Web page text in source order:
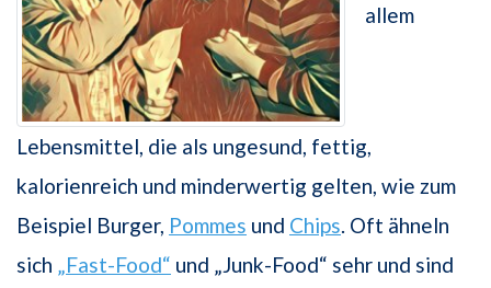
allem
Lebensmittel, die als ungesund, fettig,
kalorienreich und minderwertig gelten, wie zum
Beispiel Burger, Pommes und Chips . Oft ähneln
sich „Fast-Food“ und „Junk-Food“ sehr und sind